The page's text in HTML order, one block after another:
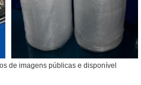
de imagens públicas e disponível